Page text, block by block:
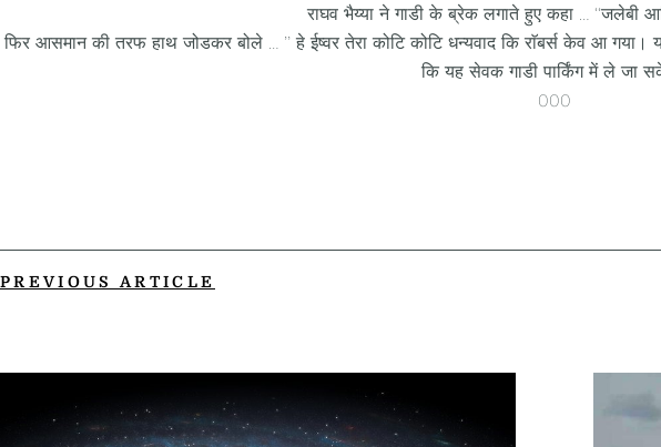
राघव भैय्या ने गाडी के ब्रेक लगाते हुए कहा … ‘‘जलेबी
फिर आसमान की तरफ हाथ जोडकर बोले … ’’ हे ईष्वर तेरा कोटि कोटि धन्यवाद कि राॅबर्स केव आ
कि यह सेवक गाडी पार्किंग में ले जा
000
PREVIOUS ARTICLE